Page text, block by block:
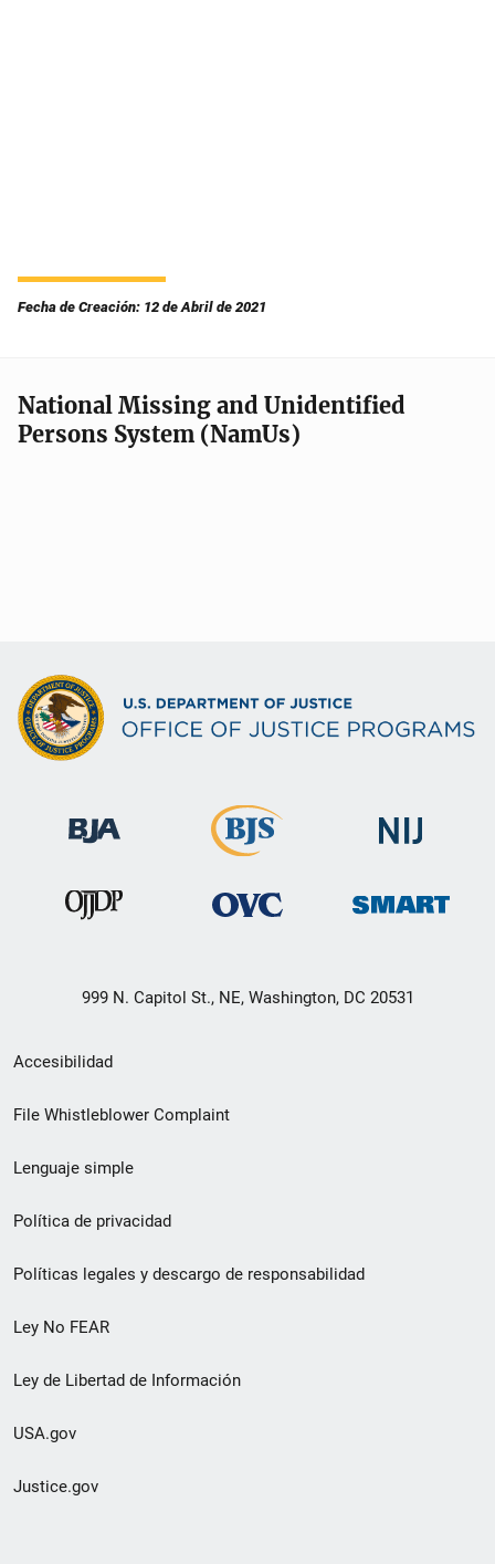
Fecha de Creación: 12 de Abril de 2021
National Missing and Unidentified
Persons System (NamUs)
999 N. Capitol St., NE, Washington, DC 20531
Menú
de
de
pie
de
página
Accesibilidad
File Whistleblower Complaint
Lenguaje simple
Política de privacidad
Políticas legales y descargo de responsabilidad
Ley No FEAR
Ley de Libertad de Información
USA.gov
Justice.gov